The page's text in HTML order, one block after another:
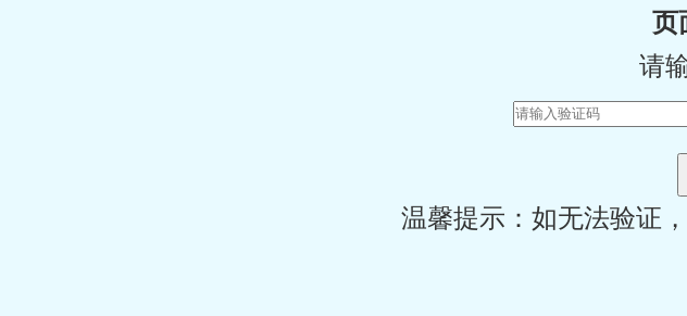
页
请
温馨提示：如无法验证